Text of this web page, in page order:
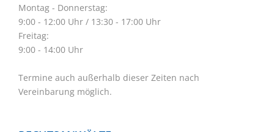
Montag - Donnerstag:
9:00 - 12:00 Uhr / 13:30 - 17:00 Uhr
Freitag:
9:00 - 14:00 Uhr
Termine auch außerhalb dieser Zeiten nach
Vereinbarung möglich.